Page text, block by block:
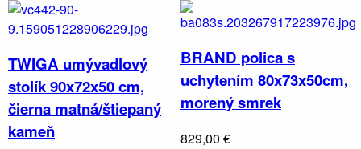
TWIGA umývadlový
stolík 90x72x50 cm,
čierna matná/štiepaný
kameň
BRAND polica s
uchytením 80x73x50cm,
morený smrek
829,00 €